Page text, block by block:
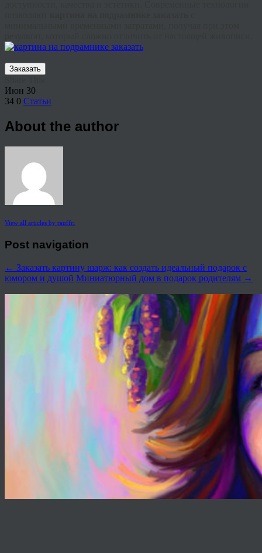
Заказать
Июн 30
34 0 Статьи
About the author
View all articles by rauffri
Post navigation
← Заказать картину шарж: как создать идеальный подарок с
юмором и душой Миниатюрный дом в подарок родителям →